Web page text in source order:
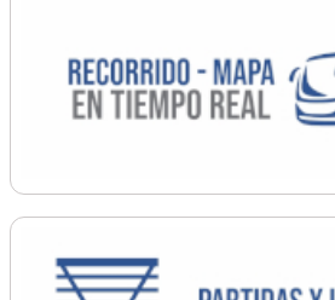
Ordenamiento
Promoción Social
Salud
Secretaría General